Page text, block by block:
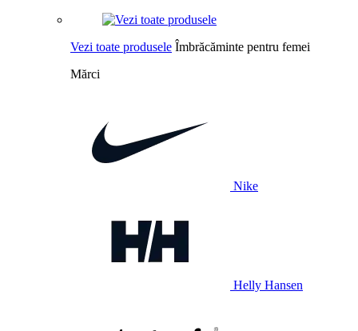
Vezi toate produsele Îmbrăcăminte pentru femei
Mărci
Nike
Helly Hansen